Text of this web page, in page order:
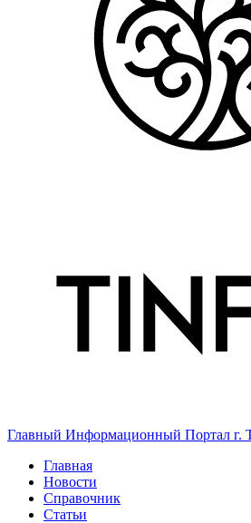
Главный Информационный Портал г.
Главная
Новости
Справочник
Статьи